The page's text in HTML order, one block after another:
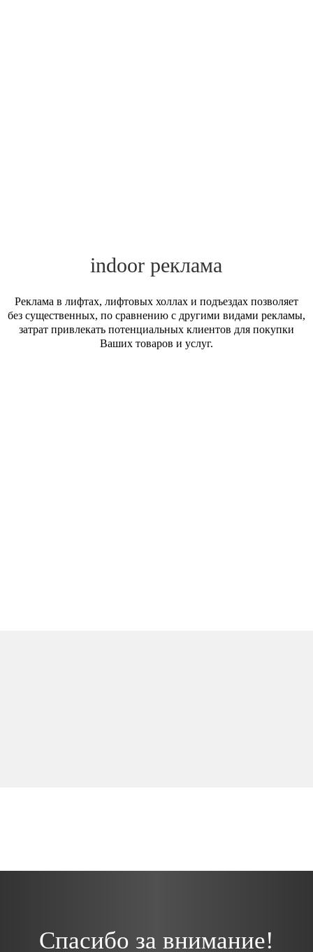
indoor реклама
Реклама в лифтах, лифтовых холлах и подъездах позволяет
без существенных, по сравнению с другими видами рекламы,
затрат привлекать потенциальных клиентов для покупки
Ваших товаров и услуг.
Спасибо за внимание!